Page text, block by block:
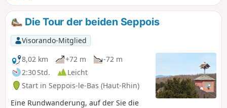
Die Tour der beiden Seppois
Visorando-Mitglied
8,02 km
+72 m
-72 m
2:30 Std.
Leicht
Start in Seppois-le-Bas (Haut-Rhin)
Eine Rundwanderung, auf der Sie die